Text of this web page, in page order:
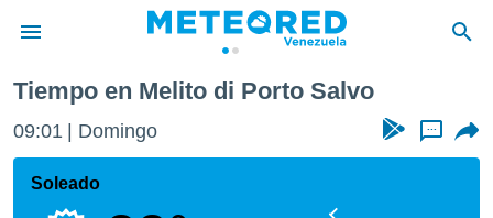
de
ha
Tiempo en Melito di Porto Salvo
09:01 Domingo ...
Soleado